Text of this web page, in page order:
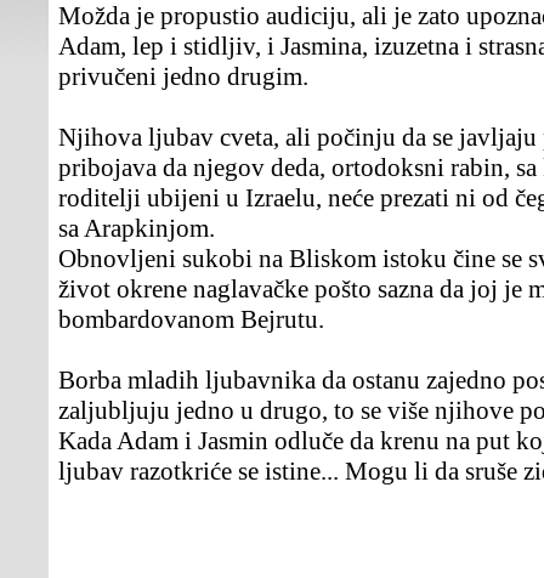
Možda je propustio audiciju, ali je zato
Adam, lep i stidljiv, i Jasmina, izuzetna i
privučeni jedno drugim.
Njihova ljubav cveta, ali počinju da se javljaju
pribojava da njegov deda, ortodoksni rabin,
roditelji ubijeni u Izraelu, neće prezati ni od
sa Arapkinjom.
Obnovljeni sukobi na Bliskom istoku čine se
život okrene naglavačke pošto sazna da joj je
bombardovanom Bejrutu.
Borba mladih ljubavnika da ostanu zajedno
zaljubljuju jedno u drugo, to se više njihove
Kada Adam i Jasmin odluče da krenu na put
ljubav razotkriće se istine... Mogu li da sruše